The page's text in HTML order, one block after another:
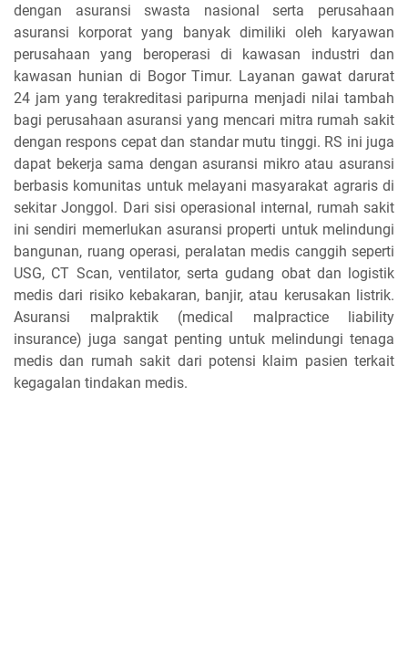
dengan asuransi swasta nasional serta perusahaan
asuransi korporat yang banyak dimiliki oleh karyawan
perusahaan yang beroperasi di kawasan industri dan
kawasan hunian di Bogor Timur. Layanan gawat darurat
24 jam yang terakreditasi paripurna menjadi nilai tambah
bagi perusahaan asuransi yang mencari mitra rumah sakit
dengan respons cepat dan standar mutu tinggi. RS ini juga
dapat bekerja sama dengan asuransi mikro atau asuransi
berbasis komunitas untuk melayani masyarakat agraris di
sekitar Jonggol. Dari sisi operasional internal, rumah sakit
ini sendiri memerlukan asuransi properti untuk melindungi
bangunan, ruang operasi, peralatan medis canggih seperti
USG, CT Scan, ventilator, serta gudang obat dan logistik
medis dari risiko kebakaran, banjir, atau kerusakan listrik.
Asuransi malpraktik (medical malpractice liability
insurance) juga sangat penting untuk melindungi tenaga
medis dan rumah sakit dari potensi klaim pasien terkait
kegagalan tindakan medis.